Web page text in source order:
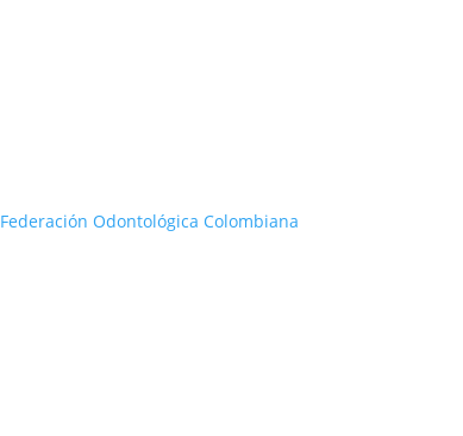
Federación Odontológica Colombiana